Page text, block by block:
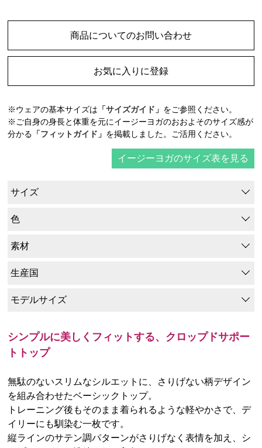
商品についてのお問い合わせ
お気に入りに登録
※ウェアの基本サイズは 「サイズガイド」 をご参照ください。
※ご自身の身長と体重を元にイージーヨガのおおよそのサイズ感が
分かる 「フィットガイド」 を掲載しました。ご活用ください。
イージーヨガのサイズ表を見る
サイズ
色
素材
生産国
モデルサイズ
シンプルに美しくフィットする、クロップドサポー
トトップ
無駄のないスリムなシルエットに、さりげない柄デザイン
を組み合わせたベーシックトップ。
トレーニング後もそのまま着られるような軽やかさで、デ
イリーにも馴染む一枚です。
縦ラインのサテン調パターンがさりげなく表情を加え、シ